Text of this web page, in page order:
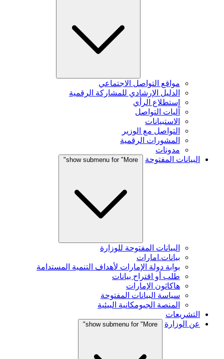
مواقع التواصل الاجتماعي
الدليل الإرشادي للمشاركة الرقمية
إستطلاع الرأي
آليات التواصل
الاستبيانات
التواصل مع الوزير
المشورات الرقمية
مدونات
البيانات المفتوحة
show submenu for "More"
البيانات المفتوحة للوزارة
بيانات.امارات
بوابة دولة الإمارات لأهداف التنمية المستدامة
طلب أو اقتراح بيانات
هاكاثون الإمارات
سياسة البيانات المفتوحة
المنصة الجيومكانية البيئية
التشريعات
عن الوزارة
show submenu for "More"